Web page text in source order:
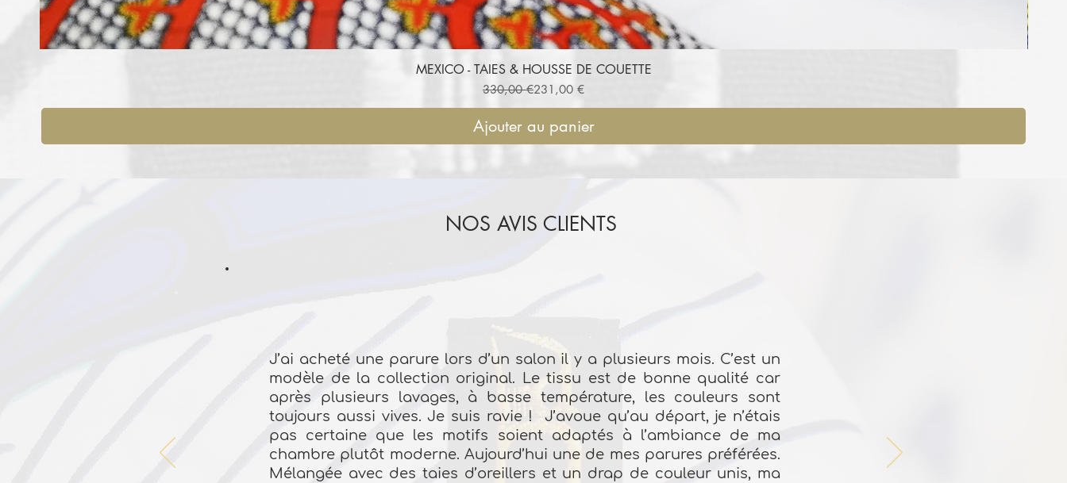
Aperçu rapide
MEXICO - TAIES & HOUSSE DE COUETTE
Prix original
330,00 €Prix promotionnel
231,00 €
Ajouter au panier
NOS AVIS CLIENTS
J’ai acheté une parure lors d’un salon il y a plusieurs mois. C’est un
modèle de la collection original. Le tissu est de bonne qualité car
après plusieurs lavages, à basse température, les couleurs sont
toujours aussi vives. Je suis ravie ! J’avoue qu’au départ, je n’étais
pas certaine que les motifs soient adaptés à l’ambiance de ma
chambre plutôt moderne. Aujourd’hui une de mes parures préférées.
Mélangée avec des taies d’oreillers et un drap de couleur unis, ma